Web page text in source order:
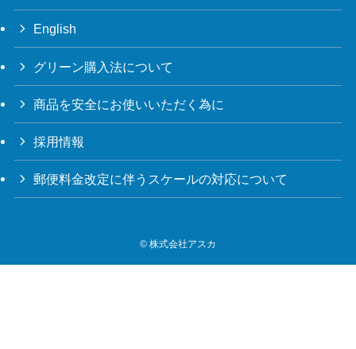
English
グリーン購入法について
商品を安全にお使いいただく為に
採用情報
郵便料金改定に伴うスケールの対応について
© 株式会社アスカ